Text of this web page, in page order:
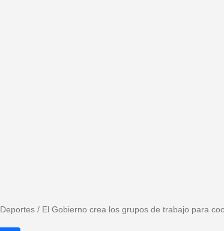
Deportes / El Gobierno crea los grupos de trabajo para